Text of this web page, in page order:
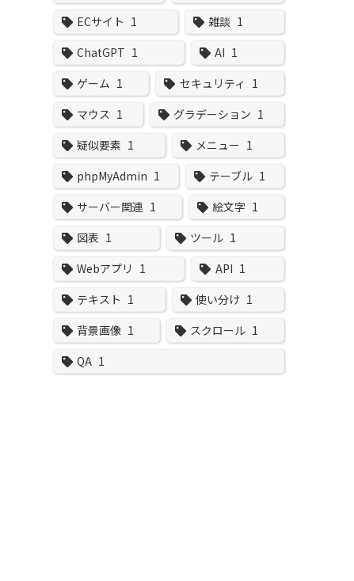
ECサイト 1 雑談 1
ChatGPT 1 AI 1
ゲーム 1 セキュリティ 1
マウス 1 グラデーション 1
疑似要素 1 メニュー 1
phpMyAdmin 1 テーブル 1
サーバー関連 1 絵文字 1
図表 1 ツール 1
Webアプリ 1 API 1
テキスト 1 使い分け 1
背景画像 1 スクロール 1
QA 1